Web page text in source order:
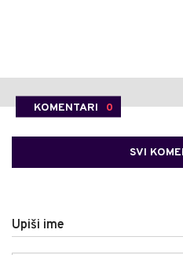
KOMENTARI 0
SVI
Upiši ime